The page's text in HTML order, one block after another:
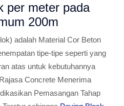
per meter pada
200m
adalah Material Cor Beton
tipe-tipe seperti yang
atas untuk kebutuhannya
Concrete Menerima
Pemasangan Tahap